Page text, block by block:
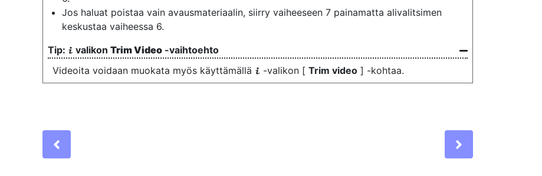
Jos haluat poistaa vain avausmateriaalin, siirry vaiheeseen 7 painamatta alivalitsimen
keskustaa vaiheessa 6.
i valikon Trim Video -vaihtoehto
Videoita voidaan muokata myös käyttämällä i -valikon [ Trim video ] -kohtaa.